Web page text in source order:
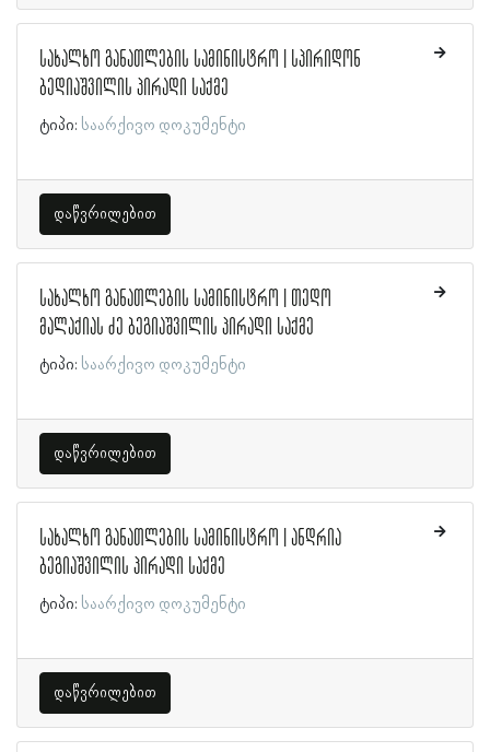
სახალხო განათლების სამინისტრო | სპირიდონ
ბედიაშვილის პირადი საქმე
ტიპი: საარქივო დოკუმენტი
დაწვრილებით
სახალხო განათლების სამინისტრო | თედო
მალაქიას ძე ბეგიაშვილის პირადი საქმე
ტიპი: საარქივო დოკუმენტი
დაწვრილებით
სახალხო განათლების სამინისტრო | ანდრია
ბეგიაშვილის პირადი საქმე
ტიპი: საარქივო დოკუმენტი
დაწვრილებით